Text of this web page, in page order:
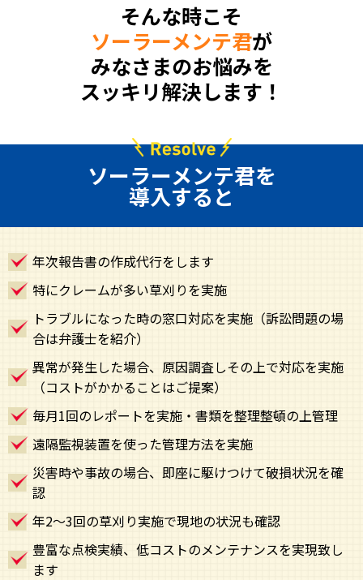
そんな時こそ
ソーラーメンテ君が
みなさまのお悩みを
スッキリ解決します！
ソーラーメンテ君を
導入すると
年次報告書の作成代行をします
特にクレームが多い草刈りを実施
トラブルになった時の窓口対応を実施（訴訟問題の場
合は弁護士を紹介）
異常が発生した場合、原因調査しその上で対応を実施
（コストがかかることはご提案）
毎月1回のレポートを実施・書類を整理整頓の上管理
遠隔監視装置を使った管理方法を実施
災害時や事故の場合、即座に駆けつけて破損状況を確
認
年2～3回の草刈り実施で現地の状況も確認
豊富な点検実績、低コストのメンテナンスを実現致し
ます